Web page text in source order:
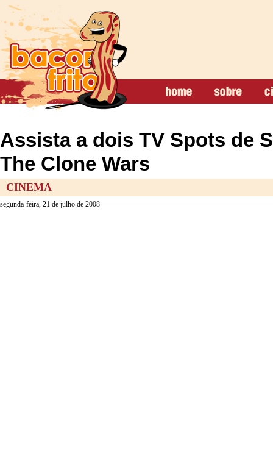
Assista a dois TV Spots de
The Clone Wars
CINEMA
segunda-feira, 21 de julho de 2008